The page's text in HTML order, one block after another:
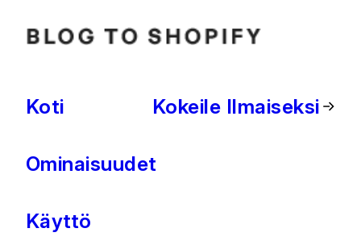
Koti
Ominaisuudet
Käyttö
Kokeile Ilmaiseksi